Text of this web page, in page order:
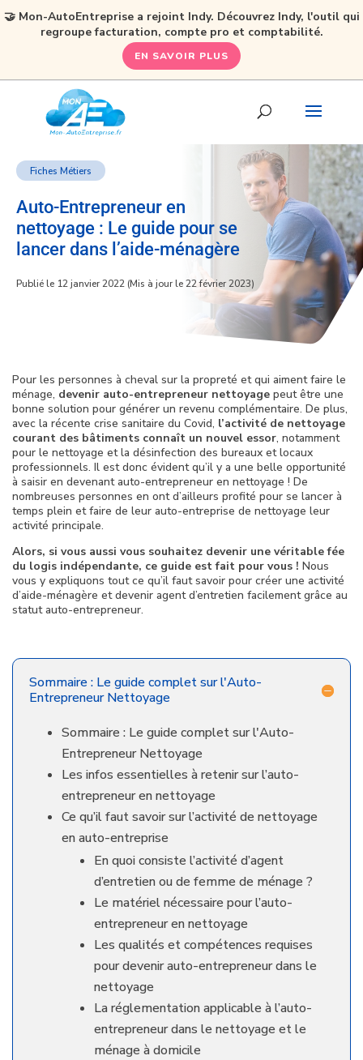
Fiches Métiers
Auto-Entrepreneur en
nettoyage : Le guide pour se
lancer dans l’aide-ménagère
Publié le 12 janvier 2022 (Mis à jour le 22 février 2023)
Pour les personnes à cheval sur la propreté et qui aiment faire le
ménage, devenir auto-entrepreneur nettoyage peut être une
bonne solution pour générer un revenu complémentaire. De plus,
avec la récente crise sanitaire du Covid, l’activité de nettoyage
courant des bâtiments connaît un nouvel essor, notamment
pour le nettoyage et la désinfection des bureaux et locaux
professionnels. Il est donc évident qu’il y a une belle opportunité
à saisir en devenant auto-entrepreneur en nettoyage ! De
nombreuses personnes en ont d’ailleurs profité pour se lancer à
temps plein et faire de leur auto-entreprise de nettoyage leur
activité principale.
Alors, si vous aussi vous souhaitez devenir une véritable fée
du logis indépendante, ce guide est fait pour vous ! Nous
vous y expliquons tout ce qu’il faut savoir pour créer une activité
d’aide-ménagère et devenir agent d’entretien facilement grâce au
statut auto-entrepreneur.
Sommaire : Le guide complet sur l'Auto-
Entrepreneur Nettoyage
Sommaire : Le guide complet sur l'Auto-
Entrepreneur Nettoyage
Les infos essentielles à retenir sur l’auto-
entrepreneur en nettoyage
Ce qu’il faut savoir sur l’activité de nettoyage
en auto-entreprise
En quoi consiste l’activité d’agent
d’entretien ou de femme de ménage ?
Le matériel nécessaire pour l’auto-
entrepreneur en nettoyage
Les qualités et compétences requises
pour devenir auto-entrepreneur dans le
nettoyage
La réglementation applicable à l’auto-
entrepreneur dans le nettoyage et le
ménage à domicile
🤝 Mon-AutoEntreprise a rejoint Indy. Découvrez Indy, l'outil qui
regroupe facturation, compte pro et comptabilité.
EN SAVOIR PLUS